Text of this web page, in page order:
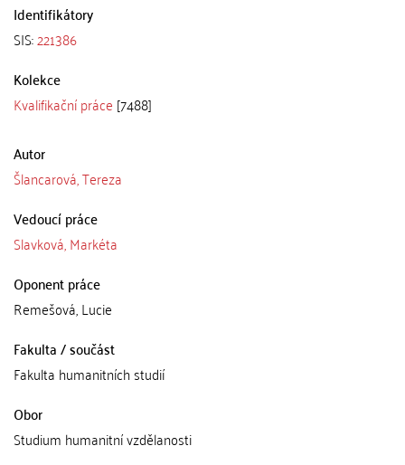
Identifikátory
SIS:221386
Kolekce
Kvalifikační práce [7488]
Autor
Šlancarová, Tereza
Vedoucí práce
Slavková, Markéta
Oponent práce
Remešová, Lucie
Fakulta / součást
Fakulta humanitních studií
Obor
Studium humanitní vzdělanosti